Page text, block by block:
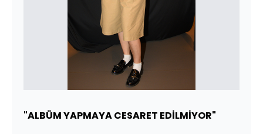
"ALBÜM YAPMAYA CESARET EDİLMİYOR"